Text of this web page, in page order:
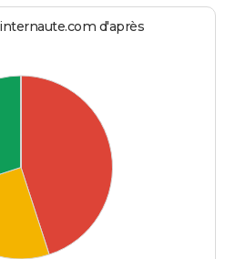
d'après